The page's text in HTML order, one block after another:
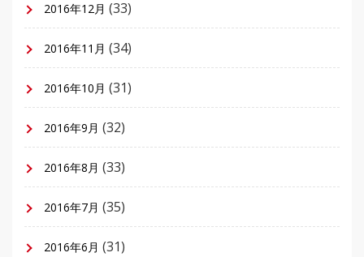
2016年12月 (33)
2016年11月 (34)
2016年10月 (31)
2016年9月 (32)
2016年8月 (33)
2016年7月 (35)
2016年6月 (31)